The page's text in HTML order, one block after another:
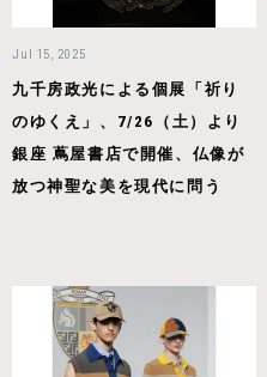
Jul 15, 2025
九千房政光による個展「祈り
のゆくえ」、7/26（土）より
銀座 蔦屋書店で開催、仏像が
放つ神聖な美を現代に問う